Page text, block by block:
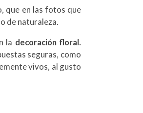
que en las fotos que
de naturaleza.
la decoración floral.
seguras, como
vivos, al gusto